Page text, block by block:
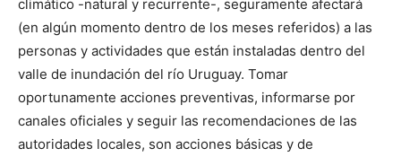
climático -natural y recurrente-, seguramente afectará
(en algún momento dentro de los meses referidos) a las
personas y actividades que están instaladas dentro del
valle de inundación del río Uruguay. Tomar
oportunamente acciones preventivas, informarse por
canales oficiales y seguir las recomendaciones de las
autoridades locales, son acciones básicas y de